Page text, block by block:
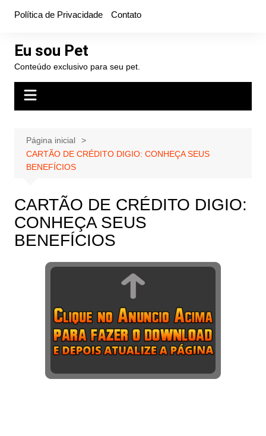
conteúdo
Política de Privacidade Contato
Eu sou Pet
Conteúdo exclusivo para seu pet.
Página inicial
CARTÃO DE CRÉDITO DIGIO: CONHEÇA SEUS
BENEFÍCIOS
CARTÃO DE CRÉDITO DIGIO:
CONHEÇA SEUS
BENEFÍCIOS